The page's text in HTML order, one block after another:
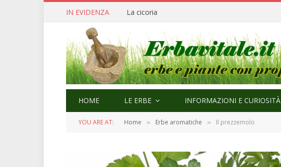
IN EVIDENZA Cerfoglio: bellezza e quaresima
HOME LE ERBE INFORMAZIONI E CURIOSITÀ
YOU ARE AT: Home » Erbe aromatiche » Il prezzemolo